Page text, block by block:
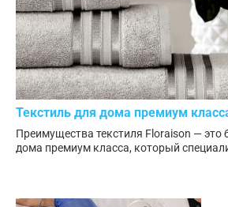
Текстиль для дома премиум
Преимущества текстиля Floraison — это
дома премиум класса, который